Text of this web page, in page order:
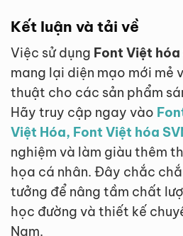
Kết luận và tải về
Việc sử dụng Font Việt hóa
mang lại diện mạo mới mẻ
thuật cho các sản phẩm
Hãy truy cập ngay vào
Việt Hóa, Font Việt hóa
nghiệm và làm giàu thêm
họa cá nhân. Đây chắc
tưởng để nâng tầm chất
học đường và thiết kế
Nam.